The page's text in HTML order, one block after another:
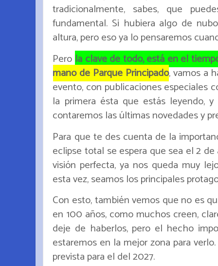
tradicionalmente, sabes, que
fundamental. Si hubiera algo de
altura, pero eso ya lo pensaremos
Pero la clave de todo, está en el
mano de Parque Principado, vamos a
evento, con publicaciones especiales
la primera ésta que estás leyendo,
contaremos las últimas novedades y
Para que te des cuenta de la
eclipse total se espera que sea el 2
visión perfecta, ya nos queda muy
esta vez, seamos los principales
Con esto, también vemos que no es
en 100 años, como muchos creen,
deje de haberlos, pero el hecho
estaremos en la mejor zona para
prevista para el del 2027.